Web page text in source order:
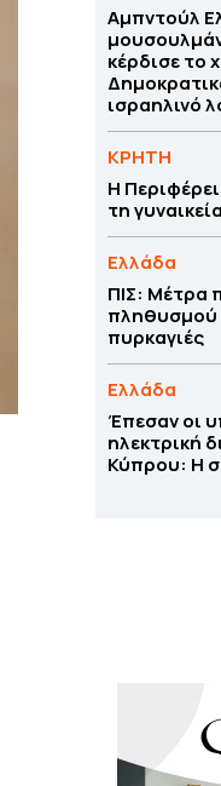
Αμπντούλ
κέρδισε το
ισραηλινό
ΚΡΗΤΗ
Η
τη
Ελλάδα
ΠΙΣ: Μέτρα
πληθυσμού
πυρκαγιές
Ελλάδα
Έπεσαν οι
ηλεκτρική
Κύπρου: H